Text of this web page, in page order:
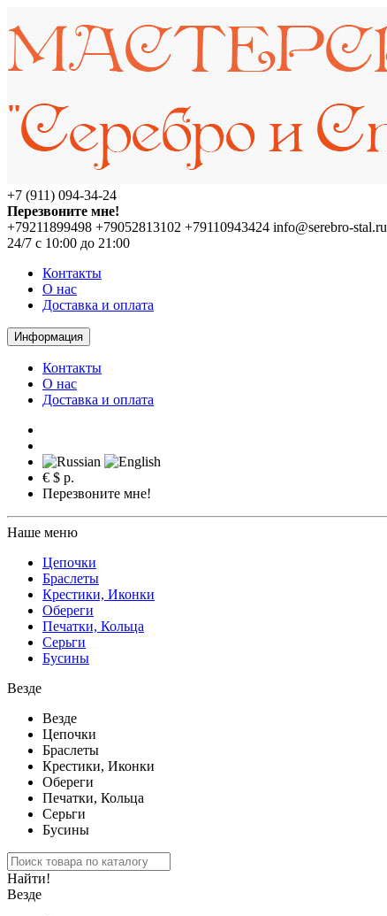
+7 (911) 094-34-24
Перезвоните мне!
+79211899498 +79052813102 +79110943424 info@serebro-stal.ru
24/7 с 10:00 до 21:00
Контакты
О нас
Доставка и оплата
Информация
Контакты
О нас
Доставка и оплата
€ $ р.
Перезвоните мне!
Наше меню
Цепочки
Браслеты
Крестики, Иконки
Обереги
Печатки, Кольца
Серьги
Бусины
Везде
Везде
Цепочки
Браслеты
Крестики, Иконки
Обереги
Печатки, Кольца
Серьги
Бусины
Найти!
Везде